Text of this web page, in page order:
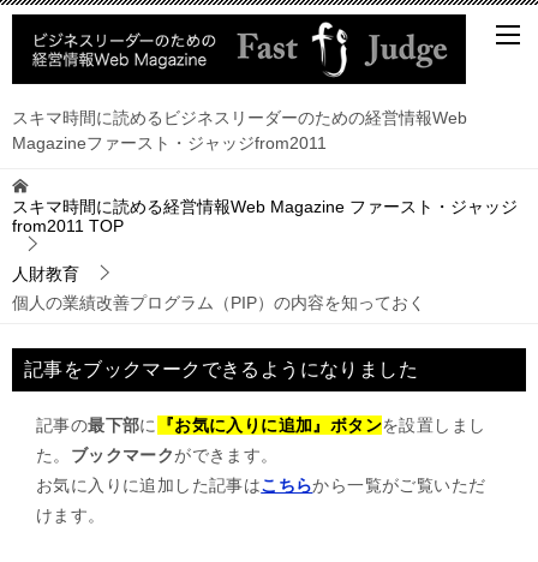
スキマ時間に読めるビジネスリーダーのための経営情報Web
Magazineファースト・ジャッジfrom2011
スキマ時間に読める経営情報Web Magazine ファースト・ジャッジ
from2011 TOP
人財教育
個人の業績改善プログラム（PIP）の内容を知っておく
記事をブックマークできるようになりました
記事の最下部に 『お気に入りに追加』ボタンを設置しまし
た。 ブックマークができます。
お気に入りに追加した記事はこちらから一覧がご覧いただ
けます。